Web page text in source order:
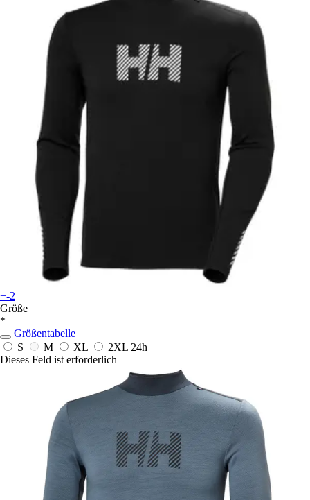
+-2
Größe
*
Größentabelle
S
M XL 2XL 24h
Dieses Feld ist erforderlich